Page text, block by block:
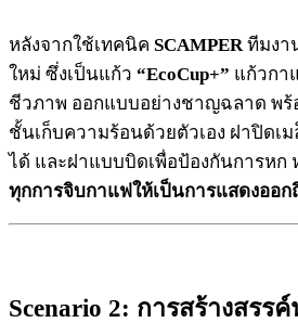
หลังจากใช้เทคนิค SCAMPER ทีมงา
ใหม่ ซึ่งเป็นแก้ว “EcoCup+” แก้วกา
ชีวภาพ ออกแบบอย่างชาญฉลาด พ
ชั้นเก็บความร้อนด้วยตัวเอง ฝาปิดเ
ได้ และฝาแบบบิดเพื่อป้องกันการหก
ทุกการจิบกาแฟให้เป็นการแสดงออก
Scenario 2: การสร้างสรร